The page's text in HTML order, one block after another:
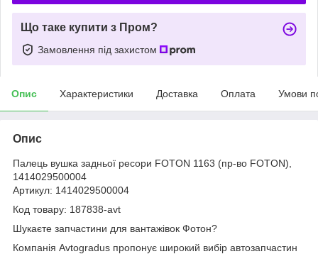
Що таке купити з Пром?
Замовлення під захистом
Опис Характеристики Доставка Оплата Умови
Опис
Палець вушка задньої ресори FOTON 1163 (пр-во FOTON),
1414029500004
Артикул: 1414029500004
Код товару: 187838-avt
Шукаєте запчастини для вантажівок Фотон?
Компанія Avtogradus пропонує широкий вибір автозапчастин